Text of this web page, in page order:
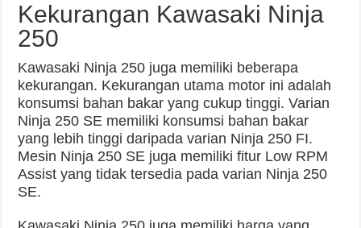
Kekurangan Kawasaki Ninja
250
Kawasaki Ninja 250 juga memiliki beberapa
kekurangan. Kekurangan utama motor ini adalah
konsumsi bahan bakar yang cukup tinggi. Varian
Ninja 250 SE memiliki konsumsi bahan bakar
yang lebih tinggi daripada varian Ninja 250 FI.
Mesin Ninja 250 SE juga memiliki fitur Low RPM
Assist yang tidak tersedia pada varian Ninja 250
SE.